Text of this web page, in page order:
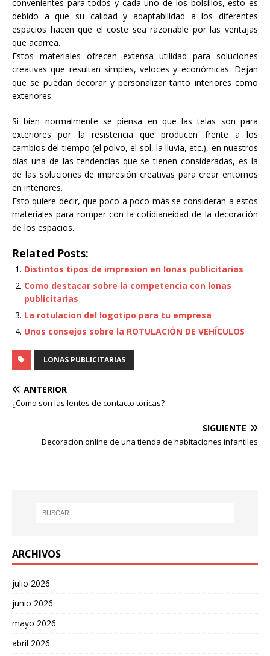
convenientes para todos y cada uno de los bolsillos, esto es
debido a que su calidad y adaptabilidad a los diferentes
espacios hacen que el coste sea razonable por las ventajas
que acarrea.
Estos materiales ofrecen extensa utilidad para soluciones
creativas que resultan simples, veloces y económicas. Dejan
que se puedan decorar y personalizar tanto interiores como
exteriores.
Si bien normalmente se piensa en que las telas son para
exteriores por la resistencia que producen frente a los
cambios del tiempo (el polvo, el sol, la lluvia, etc.), en nuestros
días una de las tendencias que se tienen consideradas, es la
de las soluciones de impresión creativas para crear entornos
en interiores.
Esto quiere decir, que poco a poco más se consideran a estos
materiales para romper con la cotidianeidad de la decoración
de los espacios.
Related Posts:
Distintos tipos de impresion en lonas publicitarias
Como destacar sobre la competencia con lonas
publicitarias
La rotulacion del logotipo para tu empresa
Unos consejos sobre la ROTULACIÓN DE VEHÍCULOS
LONAS PUBLICITARIAS
ANTERIOR
¿Como son las lentes de contacto toricas?
SIGUIENTE
Decoracion online de una tienda de habitaciones infantiles
ARCHIVOS
julio 2026
junio 2026
mayo 2026
abril 2026